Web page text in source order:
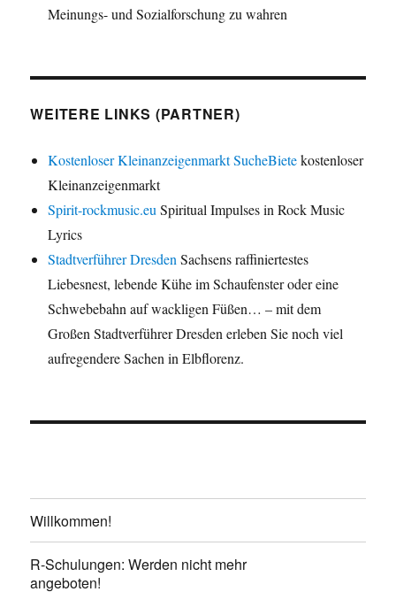
Meinungs- und Sozialforschung zu wahren
WEITERE LINKS (PARTNER)
Kostenloser Kleinanzeigenmarkt SucheBietekostenloser
Kleinanzeigenmarkt
Spirit-rockmusic.eu Spiritual Impulses in Rock Music
Lyrics
Stadtverführer Dresden Sachsens raffiniertestes
Liebesnest, lebende Kühe im Schaufenster oder eine
Schwebebahn auf wackligen Füßen… – mit dem
Großen Stadtverführer Dresden erleben Sie noch viel
aufregendere Sachen in Elbflorenz.
Willkommen!
R-Schulungen: Werden nicht mehr
angeboten!